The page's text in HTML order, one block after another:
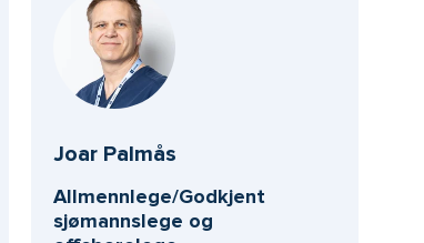
Joar Palmås
Allmennlege/Godkjent
sjømannslege og